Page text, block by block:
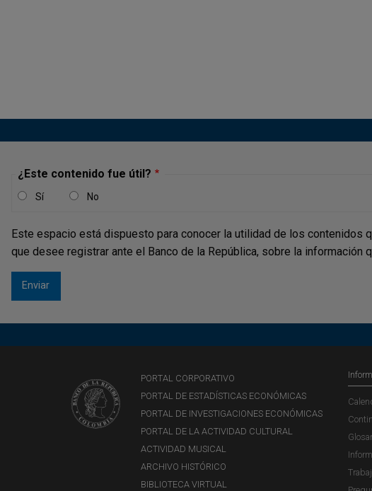
¿Este contenido fue útil?
Sí No
Este espacio está dispuesto para conocer la utilidad de los contenidos
que desee registrar ante el Banco de la República, sobre la información
PORTAL CORPORATIVO
PORTAL DE ESTADÍSTICAS ECONÓMICAS
PORTAL DE INVESTIGACIONES ECONÓMICAS
PORTAL DE LA ACTIVIDAD CULTURAL
ACTIVIDAD MUSICAL
ARCHIVO HISTÓRICO
BIBLIOTECA VIRTUAL